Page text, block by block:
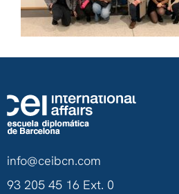
info@ceibcn.com
93 205 45 16 Ext. 0